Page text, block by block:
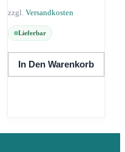
zzgl. Versandkosten
Lieferbar
In Den Warenkorb